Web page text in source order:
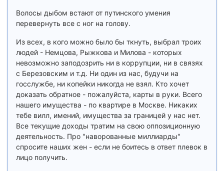
Волосы дыбом встают от путинского умения
перевернуть все с ног на голову.
Из всех, в кого можно было бы ткнуть, выбрал троих
людей - Немцова, Рыжкова и Милова - которых
невозможно заподозрить ни в коррупции, ни в связях
с Березовским и т.д. Ни один из нас, будучи на
госслужбе, ни копейки никогда не взял. Кто хочет
доказать обратное - пожалуйста, карты в руки. Всего
нашего имущества - по квартире в Москве. Никаких
тебе вилл, имений, имущества за границей у нас нет.
Все текущие доходы тратим на свою оппозиционную
деятельность. Про "наворованные миллиарды"
спросите наших жен - если не боитесь в ответ плевок в
лицо получить.